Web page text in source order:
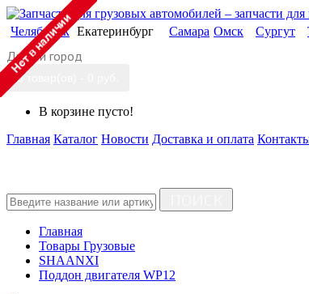
Челябинск Екатеринбург Самара Омск Сургут
Другой город
0 товар(ов) - 0 руб.
В корзине пусто!
Главная Каталог Новости Доставка и оплата
Главная
Товары Грузовые
SHAANXI
Поддон двигателя WP12